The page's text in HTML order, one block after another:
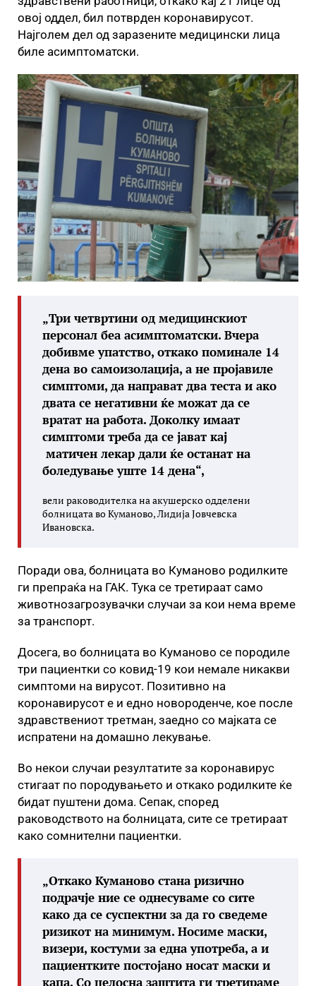
овој оддел, бил потврден коронавирусот.
Најголем дел од заразените медицински лица
биле асимптоматски.
„Три четвртини од медицинскиот
персонал беа асимптоматски. Вчера
добивме упатство, откако поминале 14
дена во самоизолација, а не пројавиле
симптоми, да направат два теста и ако
двата се негативни ќе можат да се
вратат на работа. Доколку имаат
симптоми треба да се јават кај
матичен лекар дали ќе останат на
боледување уште 14 дена“,
вели раководителка на акушерско одделени
болницата во Куманово, Лидија Јовчевска
Ивановска.
Поради ова, болницата во Куманово родилките
ги препраќа на ГАК. Тука се третираат само
животнозагрозувачки случаи за кои нема време
за транспорт.
Досега, во болницата во Куманово се породиле
три пациентки со ковид-19 кои немале никакви
симптоми на вирусот. Позитивно на
коронавирусот е и едно новороденче, кое после
здравствениот третман, заедно со мајката се
испратени на домашно лекување.
Во некои случаи резултатите за коронавирус
стигаат по породувањето и откако родилките ќе
бидат пуштени дома. Сепак, според
раководството на болницата, сите се третираат
како сомнителни пациентки.
„Откако Куманово стана ризично
подрачје ние се однесуваме со сите
како да се суспектни за да го сведеме
ризикот на минимум. Носиме маски,
визери, костуми за една употреба, а и
пациентките постојано носат маски и
капа. Со целосна заштита ги третираме